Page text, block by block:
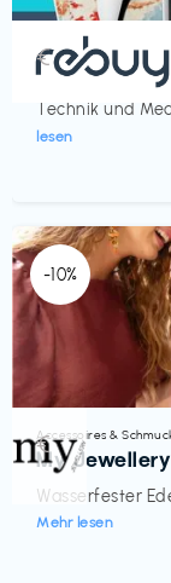
Bücher, Magazine &
rebuy
Technik und
lesen
€‎
-10%
Accessoires &
My Jewellery
Wasserfester
Mehr lesen
€‎